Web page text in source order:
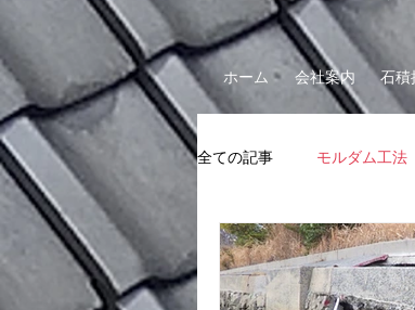
ホーム 会社案内 石積
全ての記事 モルダム工法
斜面安定工事（施工例）